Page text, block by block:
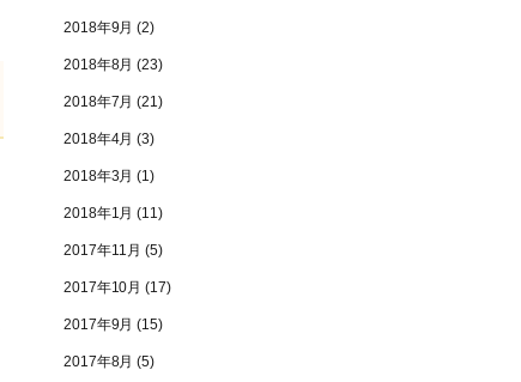
2018年9月 (2)
2018年8月 (23)
2018年7月 (21)
2018年4月 (3)
2018年3月 (1)
2018年1月 (11)
2017年11月 (5)
2017年10月 (17)
2017年9月 (15)
2017年8月 (5)